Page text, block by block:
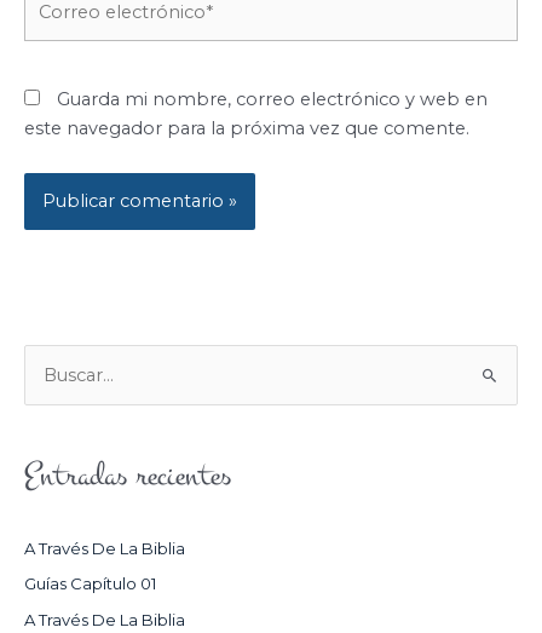
Guarda mi nombre, correo electrónico y web en
este navegador para la próxima vez que comente.
U
C
Entradas recientes
A Través De La Biblia
Guías Capítulo 01
A Través De La Biblia